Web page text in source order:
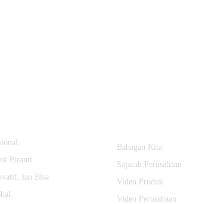
Desain
Piranti
lan Bisa
Babagan Kita
Sajarah Perusahaan
Video Produk
Video Perusahaan